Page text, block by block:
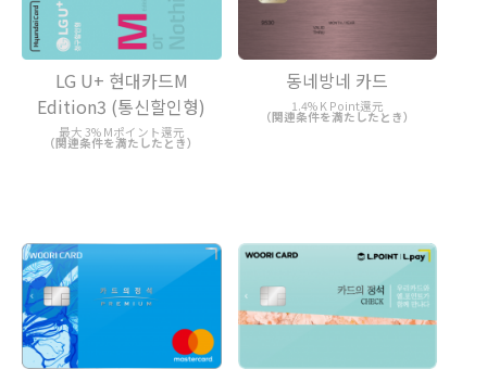
LG U+ 현대카드M
Edition3 (통신할인형)
最大 3% Mポイント還元
（関連条件を満たしたとき）
동네방네 카드
1.4% K Point還元
（関連条件を満たしたとき）